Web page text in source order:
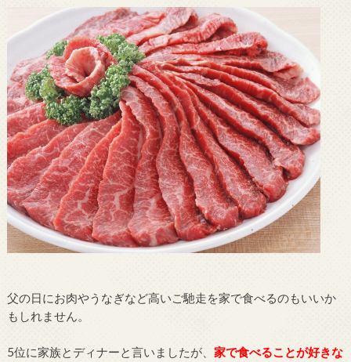
父の日にお肉やうなぎなど高いご馳走を家で食べるのもいいか
もしれません。
5位に家族とディナーと言いましたが、 家で食べることが好きな